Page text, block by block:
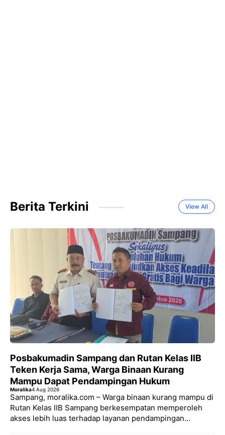
Berita Terkini View All
Posbakumadin Sampang dan Rutan Kelas IIB
Teken Kerja Sama, Warga Binaan Kurang
Mampu Dapat Pendampingan Hukum
Moralika4 Aug 2026
Sampang, moralika.com – Warga binaan kurang mampu di
Rutan Kelas IIB Sampang berkesempatan memperoleh
akses lebih luas terhadap layanan pendampingan…